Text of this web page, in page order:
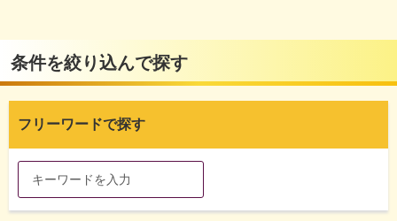
条件を絞り込んで探す
フリーワードで探す